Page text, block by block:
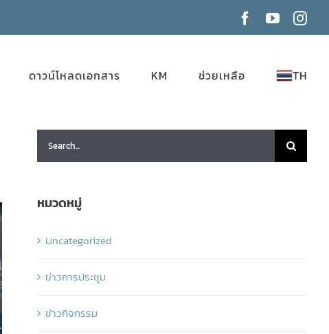
Facebook
YouTube
ดาวน์โหลดเอกสาร KM ช่วยเหลือ TH
Search
for:
หมวดหมู่
Uncategorized
ข่าวการประชุม
ข่าวกิจกรรม